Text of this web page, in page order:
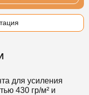
для усиления
430 гр/м² и